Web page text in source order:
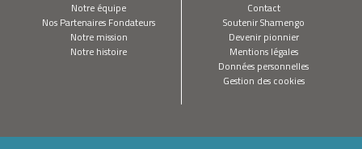
Je recharge à domicile les produits
d’entretien bio que je fabrique
Je récolte des chardons en fleurs pour en
Notre équipe
Nos Partenaires Fondateurs
Notre mission
Notre histoire
Contact
Soutenir Shamengo
Devenir pionnier
Mentions légales
Données personnelles
Gestion des cookies